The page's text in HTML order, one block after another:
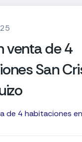
venta de 4
San
de 4 habitaciones